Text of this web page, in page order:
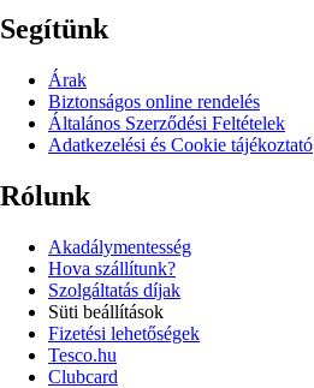
Segítünk
Árak
Biztonságos online rendelés
Általános Szerződési Feltételek
Adatkezelési és Cookie tájékoztató
Rólunk
Akadálymentesség
Hova szállítunk?
Szolgáltatás díjak
Süti beállítások
Fizetési lehetőségek
Tesco.hu
Clubcard